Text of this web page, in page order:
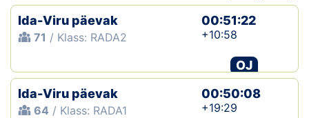
Ida-Viru päevak
71 / Klass: RADA2
00:51:22
+10:58
OJ
Ida-Viru päevak
64 / Klass: RADA1
00:50:08
+19:29